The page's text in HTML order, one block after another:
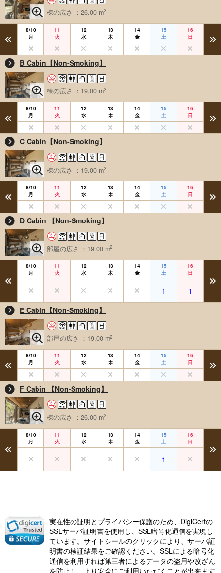
棟の広さ ：26.00 m2
8/10
月
11
火
12
水
13
木
14
金
15
土
16
日
B Cabin【Non-Smoking】
棟の広さ ：19.00 m2
8/10
月
11
火
12
水
13
木
14
金
15
土
16
日
C Cabin【Non-Smoking】
棟の広さ ：19.00 m2
8/10
月
11
火
12
水
13
木
14
金
15
土
16
日
D Cabin 【Non-Smoking】
部屋の広さ ：19.00 m2
8/10
月
11
火
12
水
13
木
14
金
15
土
16
日
1
1
E Cabin【Non-Smoking】
部屋の広さ ：19.00 m2
8/10
月
11
火
12
水
13
木
14
金
15
土
16
日
F Cabin 【Non-Smoking】
棟の広さ ：26.00 m2
8/10
月
11
火
12
水
13
木
14
金
15
土
16
日
1
実在性の証明とプライバシー保護のため、DigiCertの
SSLサーバ証明書を使用し、SSL暗号化通信を実現し
ています。サイトシールのクリックにより、サーバ証
明書の検証結果をご確認ください。SSLによる暗号化
通信を利用すれば第三者によるデータの盗用や改ざん
を防止し、より安全にご利用いただくことが出来ます